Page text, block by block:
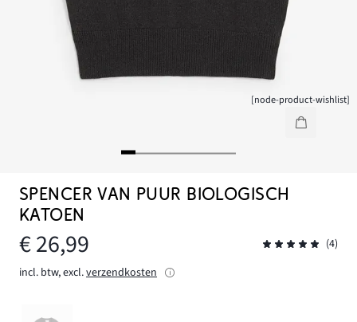
[node-product-wishlist]
SPENCER VAN PUUR BIOLOGISCH
KATOEN
€ 26,99
(4)
incl. btw, excl.verzendkosten